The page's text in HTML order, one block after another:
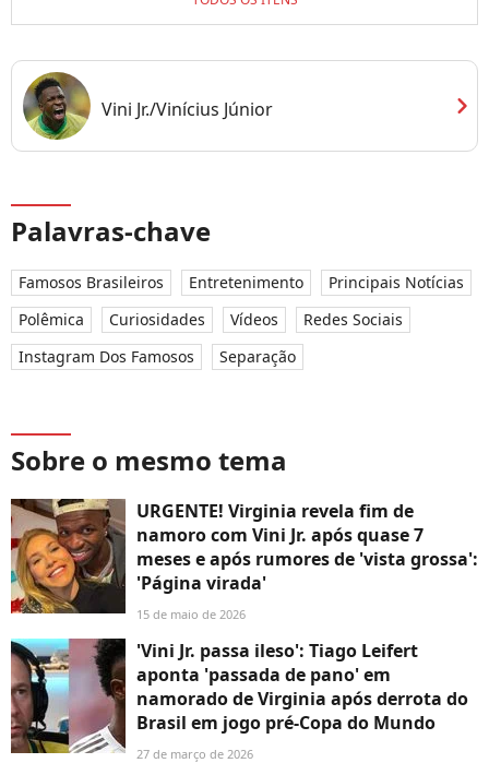
Vini Jr./Vinícius Júnior chevron_right
Palavras-chave
Famosos Brasileiros Entretenimento
Principais Notícias
Polêmica
Curiosidades Vídeos
Redes Sociais
Instagram Dos Famosos
Separação
Sobre o mesmo tema
URGENTE! Virginia revela fim de
namoro com Vini Jr. após quase 7
meses e após rumores de 'vista grossa':
'Página virada'
15 de maio de 2026
'Vini Jr. passa ileso': Tiago Leifert
aponta 'passada de pano' em
namorado de Virginia após derrota do
Brasil em jogo pré-Copa do Mundo
27 de março de 2026